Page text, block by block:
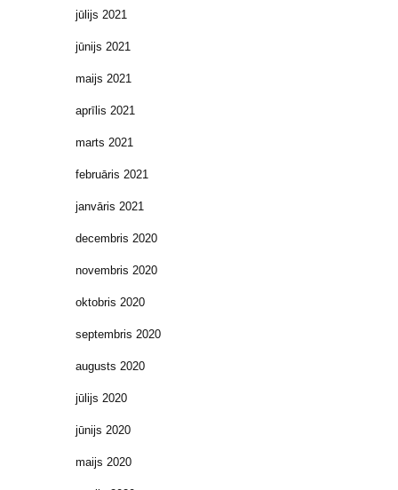
jūlijs 2021
jūnijs 2021
maijs 2021
aprīlis 2021
marts 2021
februāris 2021
janvāris 2021
decembris 2020
novembris 2020
oktobris 2020
septembris 2020
augusts 2020
jūlijs 2020
jūnijs 2020
maijs 2020